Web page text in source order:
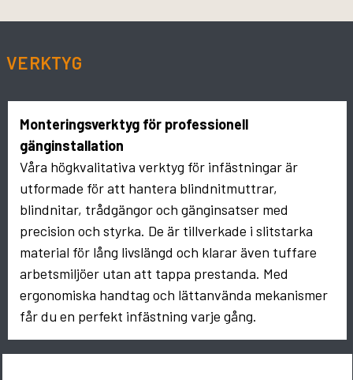
VERKTYG
Monteringsverktyg för professionell
gänginstallation
Våra högkvalitativa verktyg för infästningar är
utformade för att hantera blindnitmuttrar,
blindnitar, trådgängor och gänginsatser med
precision och styrka. De är tillverkade i slitstarka
material för lång livslängd och klarar även tuffare
arbetsmiljöer utan att tappa prestanda. Med
ergonomiska handtag och lättanvända mekanismer
får du en perfekt infästning varje gång.